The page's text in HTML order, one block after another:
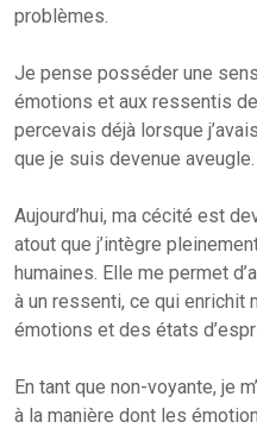
problèmes.
Je pense posséder une
émotions et aux ressentis
percevais déjà lorsque
que je suis devenue aveugle.
Aujourd’hui, ma cécité est
atout que j’intègre
humaines. Elle me permet
à un ressenti, ce qui enrichit
émotions et des états
En tant que non-voyante, je
à la manière dont les